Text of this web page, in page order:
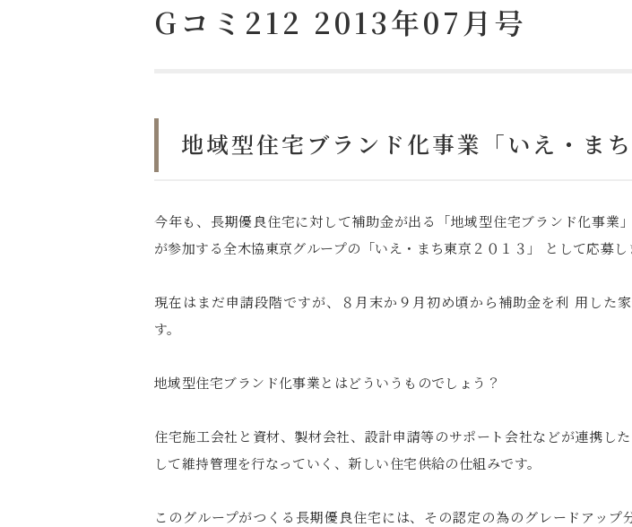
Gコミ212 2013年07月号
地域型住宅ブランド化事業「いえ・ま
今年も、長期優良住宅に対して補助金が出る「地域型住宅ブランド化事業
が参加する全木協東京グループの「いえ・まち東京２０１３」 として応募し
現在はまだ申請段階ですが、８月末か９月初め頃から補助金を利 用した
す。
地域型住宅ブランド化事業とはどういうものでしょう？
住宅施工会社と資材、製材会社、設計申請等のサポート会社などが連携し
して維持管理を行なっていく、新しい住宅供給の仕組みです。
このグループがつくる長期優良住宅には、その認定の為のグレードアッ